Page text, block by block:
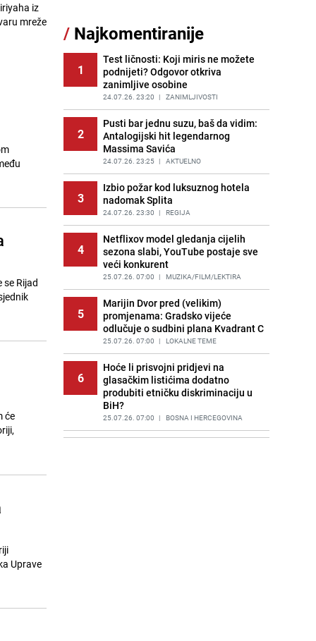
iz
mreže
Rijad
će
Uprave
11
Tajna savršenog makedonskog
ajvara: Stari recept za kremast i
bogat okus
PRIJE 2 DANA | RECEPTI
12
Cijela regija čeka njegovu
progonozu: Poznati meteorolog
najavljuje veću promjenu vremena
PRIJE OKO 7H | REGIJA
13
Borba trajala satima: Pogledajte
'grdosiju' od skoro tri metra koju su
braća izvukla iz mora
PRIJE 2 DANA | SVIJET
14
Gosti iz Njemačke napravili požar u
apartmanu u Istri, vlasniku se
smijali i pokazivali srednji prst
PRIJE 1 DAN | REGIJA
15
Očistite rernu bez hemikalija:
Poznata stručnjakinja dijeli savjete
PRIJE 1 DAN | ŽIVOT I STIL
/ Najkomentiranije
1
Test ličnosti: Koji miris ne možete
podnijeti? Odgovor otkriva
zanimljive osobine
24.07.26. 23:20 | ZANIMLJIVOSTI
2
Pusti bar jednu suzu, baš da vidim:
Antalogijski hit legendarnog
Massima Savića
24.07.26. 23:25 | AKTUELNO
3
Izbio požar kod luksuznog hotela
nadomak Splita
24.07.26. 23:30 | REGIJA
4
Netflixov model gledanja cijelih
sezona slabi, YouTube postaje sve
veći konkurent
25.07.26. 07:00 | MUZIKA/FILM/LEKTIRA
5
Marijin Dvor pred (velikim)
promjenama: Gradsko vijeće
odlučuje o sudbini plana Kvadrant C
25.07.26. 07:00 | LOKALNE TEME
6
Hoće li prisvojni pridjevi na
glasačkim listićima dodatno
produbiti etničku diskriminaciju u
BiH?
25.07.26. 07:00 | BOSNA I HERCEGOVINA